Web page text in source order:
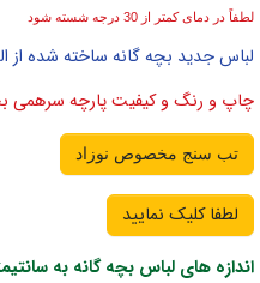
لطفاً در دمای کمتر از 30 درجه شسته شود
لباس جدید بچه گانه ساخته شده
چاپ و رنگ و کیفیت پارچه سرهمی
تب سنج مخصوص نوزاد
لطفا کلیک نمایید
اندازه های لباس بچه گانه به